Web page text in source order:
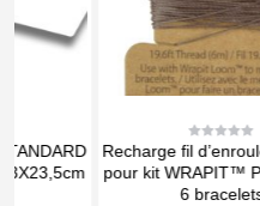
0
of
Recharge fil d’enroulement
pour kit WRAPIT™ PRO – Pour
6 bracelets